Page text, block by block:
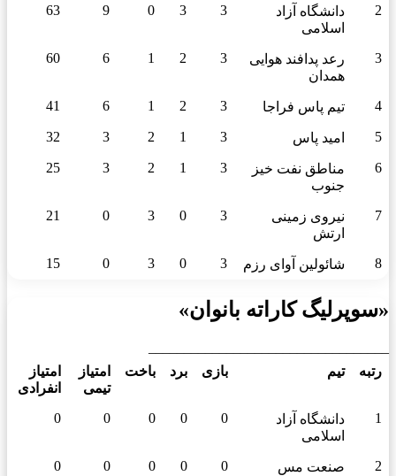
2
دانشگاه آزاد
اسلامی
3
3
0
9
63
3
رعد پدافند هوایی
همدان
3
2
1
6
60
4 تیم پاس فراجا 3
2
1
6
41
5 امید پاس 3
1
2
3
32
6
مناطق نفت خیز
جنوب
3
1
2
3
25
7
نیروی زمینی
ارتش
3
0
3
0
21
8 شائولین آوای رزم 3
0
3
0
15
«سوپرلیگ کاراته بانوان»
رتبه
تیم بازی برد باخت
امتیاز
تیمی
امتیاز
انفرادی
1
دانشگاه آزاد
اسلامی
0
0
0
0
0
2
صنعت مس
0
0
0
0
0